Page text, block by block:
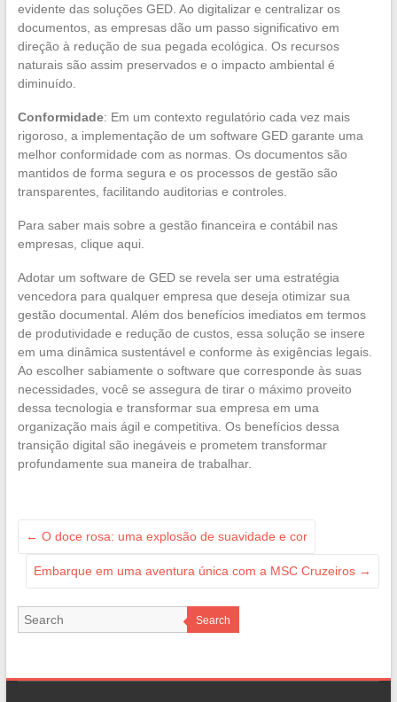
evidente das soluções GED. Ao digitalizar e centralizar os
documentos, as empresas dão um passo significativo em
direção à redução de sua pegada ecológica. Os recursos
naturais são assim preservados e o impacto ambiental é
diminuído.
Conformidade: Em um contexto regulatório cada vez mais
rigoroso, a implementação de um software GED garante uma
melhor conformidade com as normas. Os documentos são
mantidos de forma segura e os processos de gestão são
transparentes, facilitando auditorias e controles.
Para saber mais sobre a gestão financeira e contábil nas
empresas, clique aqui.
Adotar um software de GED se revela ser uma estratégia
vencedora para qualquer empresa que deseja otimizar sua
gestão documental. Além dos benefícios imediatos em termos
de produtividade e redução de custos, essa solução se insere
em uma dinâmica sustentável e conforme às exigências legais.
Ao escolher sabiamente o software que corresponde às suas
necessidades, você se assegura de tirar o máximo proveito
dessa tecnologia e transformar sua empresa em uma
organização mais ágil e competitiva. Os benefícios dessa
transição digital são inegáveis e prometem transformar
profundamente sua maneira de trabalhar.
← O doce rosa: uma explosão de suavidade e cor
Embarque em uma aventura única com a MSC Cruzeiros →
Search